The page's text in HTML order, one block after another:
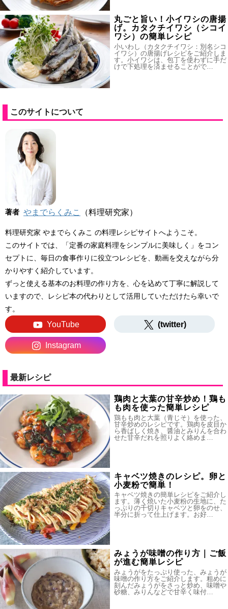
丸ごと旨い！小イワシの唐揚
げ。カタクチイワシ（シコイ
ワシ）の簡単レシピ
小いわし（カタクチイワシ：別名シコ
イワシ）の唐揚げレシピをご紹介しま
す。小イワシは、包丁を使わずに手だ
けで下処理を済ませることがで…
このサイトについて
著者 やまでらくみこ （料理研究家）
料理研究家 やまでらくみこ の料理レシピサイトへようこそ。
このサイトでは、「定番の家庭料理をシンプルに美味しく」をコン
セプトに、毎日の食事作りに役立つレシピを、動画を交えながら分
かりやすく紹介しています。
ずっと使える基本のお料理の作り方を、心を込めて丁寧に解説して
いますので、レシピ本の代わりとして活用していただけたら幸いで
す。
YouTube (twitter)
Instagram
最新レシピ
鶏肉と大葉の甘辛炒め！鶏も
も肉を使った簡単レシピ
鶏もも肉と大葉（青じそ）を使った、
甘辛炒めのレシピです。鶏肉を皮目か
ら香ばしく焼き、醤油とみりんを合わ
せた甘辛だれを照りよく絡めま…
キャベツ焼きのレシピ。卵と
小麦粉で簡単！
キャベツ焼きの簡単レシピをご紹介し
ます。薄く焼いた小麦粉の生地に、た
っぷりの千切りキャベツと卵をのせ、
半分に折って仕上げます。お好…
みょうが味噌の作り方｜ご飯
が進む簡単レシピ
みょうがをたっぷり使った、みょうが
味噌の作り方をご紹介します。粗めに
刻んだみょうがをさっと炒め、味噌や
砂糖、みりんなどで甘辛く味付…